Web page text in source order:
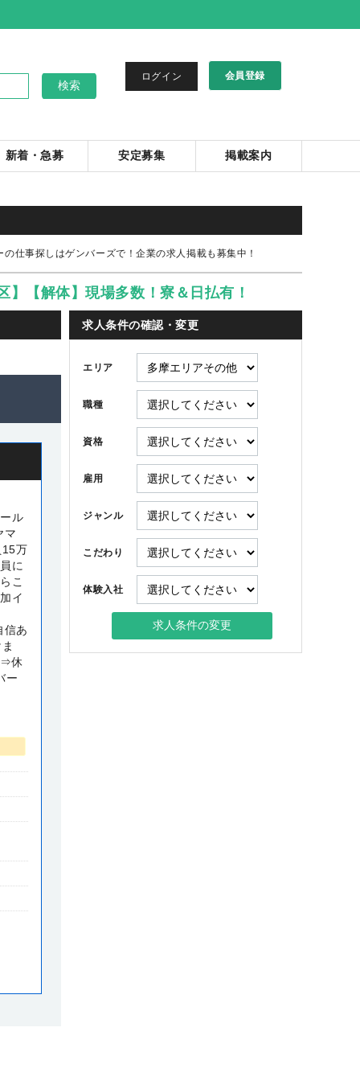
ログイン 会員登録
新着・急募 安定募集 掲載案内
仕事探しはゲンバーズで！企業の求人掲載も募集中！
】【解体】現場多数！寮＆日払有！
ル
マ
15万
に
こ
イ
信あ
⇒休
ー
求人条件の確認・変更
エリア
職種
資格
雇用
ジャンル
こだわり
体験入社